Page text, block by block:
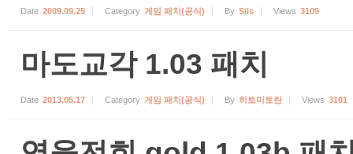
Date 2009.09.25 Category 게임 패치(공식) By Sils Views 3109
마도교각 1.03 패치
Date 2013.05.17 Category 게임 패치(공식) By 히토미토란 Views 3101